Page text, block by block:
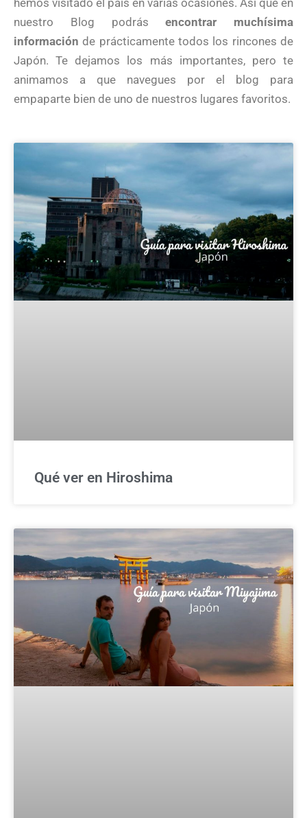
hemos visitado el país en varias ocasiones. Así que en
nuestro Blog podrásencontrar muchísima
información de prácticamente todos los rincones de
Japón. Te dejamos los más importantes, pero te
animamos a que navegues por el blog para
empaparte bien de uno de nuestros lugares favoritos.
Qué ver en Hiroshima